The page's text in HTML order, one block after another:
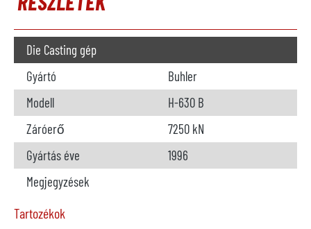
Die Casting gép
Gyártó
Buhler
Modell
H-630 B
Záróerő
7250 kN
Gyártás éve
1996
Megjegyzések
Tartozékok